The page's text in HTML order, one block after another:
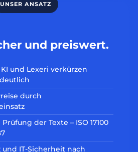
und preiswert.
und Lexeri verkürzen
durch
der Texte – ISO 17100
und IT-Sicherheit nach